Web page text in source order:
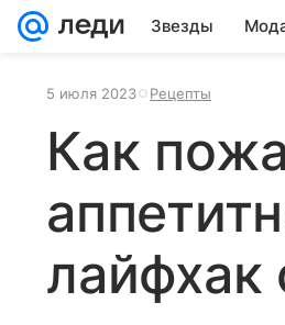
Звезды
5 июля 2023 Рецепты
Как
лайфхак